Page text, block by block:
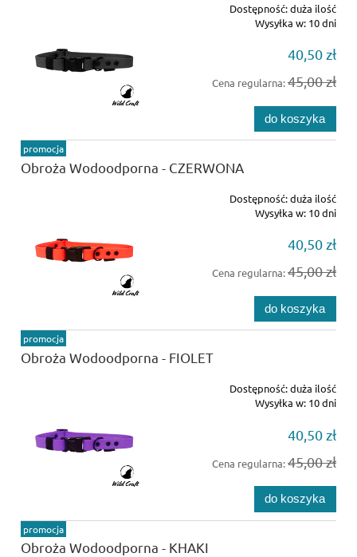
Dostępność:duża ilość
Wysyłka w: 10 dni
40,50 zł
Cena regularna:45,00 zł
do koszyka
Obroża Wodoodporna - CZERWONA
Dostępność:duża ilość
Wysyłka w: 10 dni
40,50 zł
Cena regularna:45,00 zł
do koszyka
promocja
Obroża Wodoodporna - FIOLET
Dostępność:duża ilość
Wysyłka w: 10 dni
40,50 zł
Cena regularna:45,00 zł
do koszyka
promocja
Obroża Wodoodporna - KHAKI
promocja